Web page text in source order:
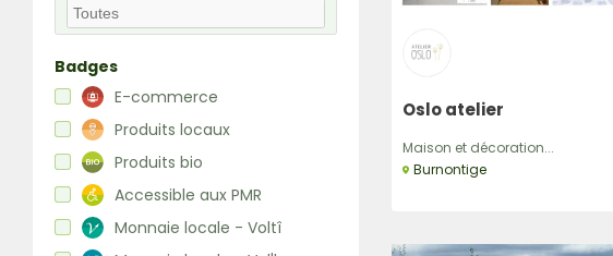
Badges
E-commerce
Produits locaux
Produits bio
Accessible aux PMR
Monnaie locale - Voltî
Oslo atelier
Maison et décoration...
Burnontige